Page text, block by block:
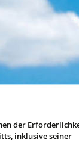
der
inklusive seiner